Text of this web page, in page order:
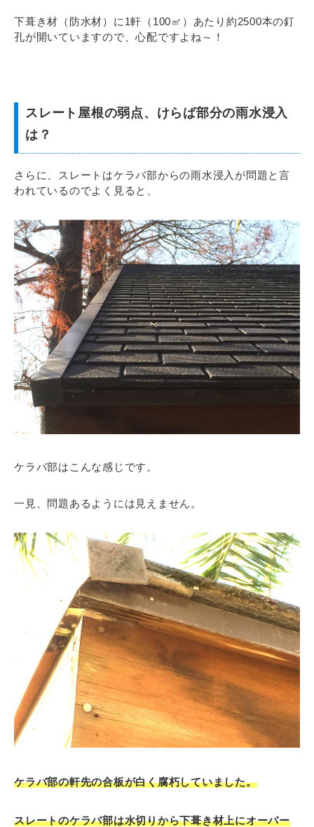
下葺き材（防水材）に1軒（100㎡）あたり約2500本の釘
孔が開いていますので、心配ですよね～！
スレート屋根の弱点、けらば部分の雨水浸入
は？
さらに、スレートはケラバ部からの雨水浸入が問題と言
われているのでよく見ると、
ケラバ部はこんな感じです。
一見、問題あるようには見えません。
ケラバ部の軒先の合板が白く腐朽していました。
スレートのケラバ部は水切りから下葺き材上にオーバー